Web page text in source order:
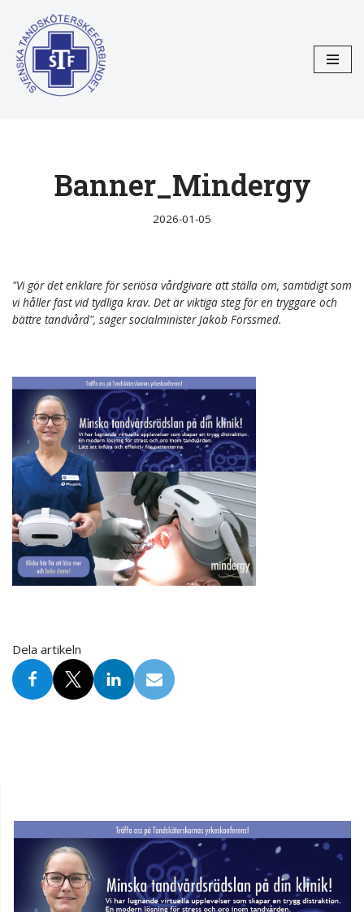
Hoppa
till
innehåll
Banner_Mindergy
2026-01-05
"Vi gör det enklare för seriösa vårdgivare att ställa om, samtidigt som
vi håller fast vid tydliga krav. Det är viktiga steg för en tryggare och
bättre tandvård", säger socialminister Jakob Forssmed.
Dela artikeln